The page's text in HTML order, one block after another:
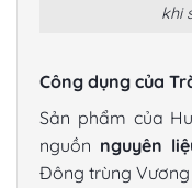
khi
Công dụng của
Sản phẩm của
nguồn nguyên
Đông trùng